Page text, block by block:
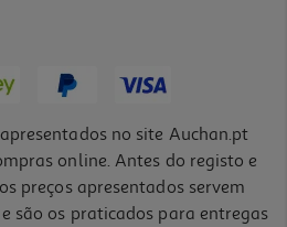
no site Auchan.pt
online. Antes do registo e
preços apresentados servem
são os praticados para entregas